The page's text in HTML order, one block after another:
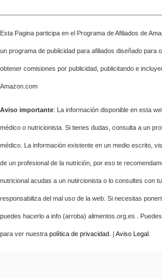
Esta Pagina participa en el Programa de Afiliados de
un programa de publicidad para afiliados diseñado para
obtener comisiones por publicidad, publicitando e
Amazon.com
Aviso importante: La información disponible en esta
médico o nutricionista. Si tienes dudas, consulta a un
médico. La información existente en un medio escrito,
de un profesional de la nutrición, por eso te
nutricional acudas a un nutircionista o lo consultes con
responsabiliza del mal uso de la web. Si necesitas
puedes hacerlo a info (arroba) alimentos.org.es .
para ver nuestra política de privacidad . | Aviso Legal